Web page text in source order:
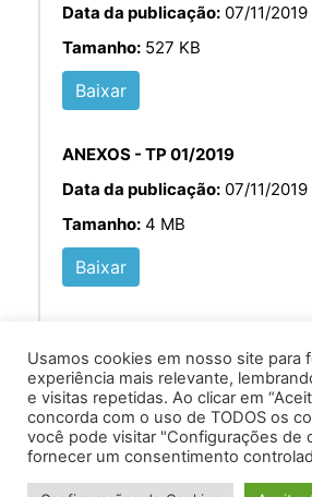
Data da publicação: 07/11/2019
Tamanho: 527 KB
Baixar
ANEXOS - TP 01/2019
Data da publicação: 07/11/2019
Tamanho: 4 MB
Baixar
Av. Prof. Armando Alves da Silva,
Caratinga - MG - 35302-403 / Tel:
Usamos cookies em nosso site para
experiência mais relevante,
e visitas repetidas. Ao clicar em
concorda com o uso de TODOS os
você pode visitar "Configurações de
fornecer um consentimento